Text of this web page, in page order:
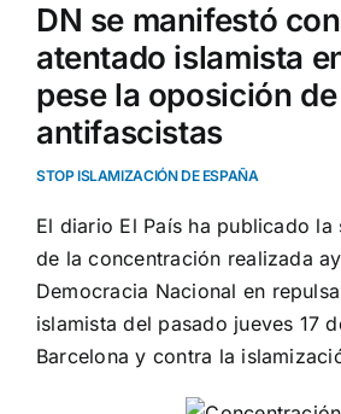
DN se manifestó
atentado islamista
pese la oposición
antifascistas
STOP ISLAMIZACIÓN DE ESPAÑA
El diario El País ha publicado la
de la concentración realizada
Democracia Nacional en
islamista del pasado jueves 17
Barcelona y contra la